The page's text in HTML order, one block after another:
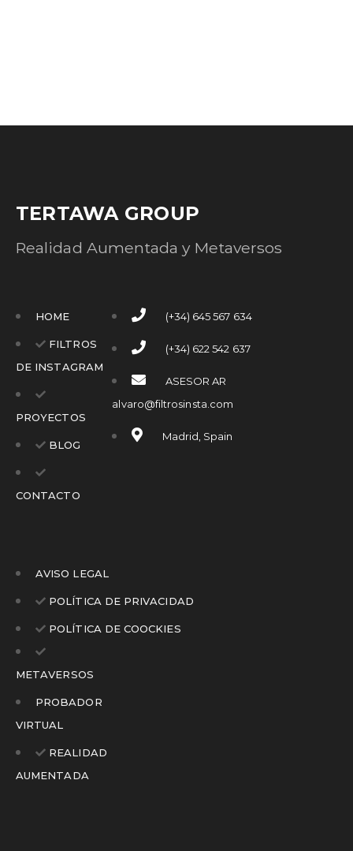
TERTAWA GROUP
Realidad Aumentada y Metaversos
HOME
FILTROS
DE INSTAGRAM
PROYECTOS
BLOG
CONTACTO
(+34) 645 567 634
(+34) 622 542 637
ASESOR AR
alvaro@filtrosinsta.com
Madrid, Spain
AVISO LEGAL
POLÍTICA DE PRIVACIDAD
POLÍTICA DE COOCKIES
METAVERSOS
PROBADOR
VIRTUAL
REALIDAD
AUMENTADA